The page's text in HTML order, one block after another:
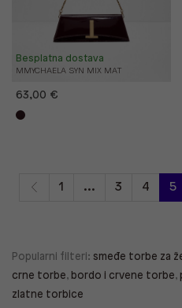
MMYCHAELA SYN MIX MAT
Besplatna dostava
63,00 €
1 ... 3 4 5
Popularni filteri: smeđe torbe za
crne torbe, bordo i crvene torbe,
zlatne torbice